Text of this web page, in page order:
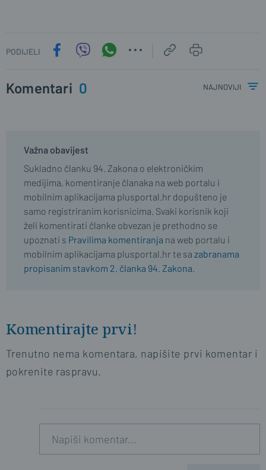
PODIJELI
Komentari 0 najnoviji
Važna obavijest
Sukladno članku 94. Zakona o elektroničkim
medijima, komentiranje članaka na web portalu i
mobilnim aplikacijama plusportal.hr dopušteno je
samo registriranim korisnicima. Svaki korisnik koji
želi komentirati članke obvezan je prethodno se
upoznati s Pravilima komentiranja na web portalu i
mobilnim aplikacijama plusportal.hr te sa zabranama
propisanim stavkom 2. članka 94. Zakona.
Komentirajte prvi!
Trenutno nema komentara, napišite prvi komentar i
pokrenite raspravu.